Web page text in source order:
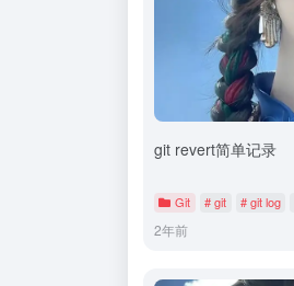
git revert简单记录
Git # git # git log
2年前